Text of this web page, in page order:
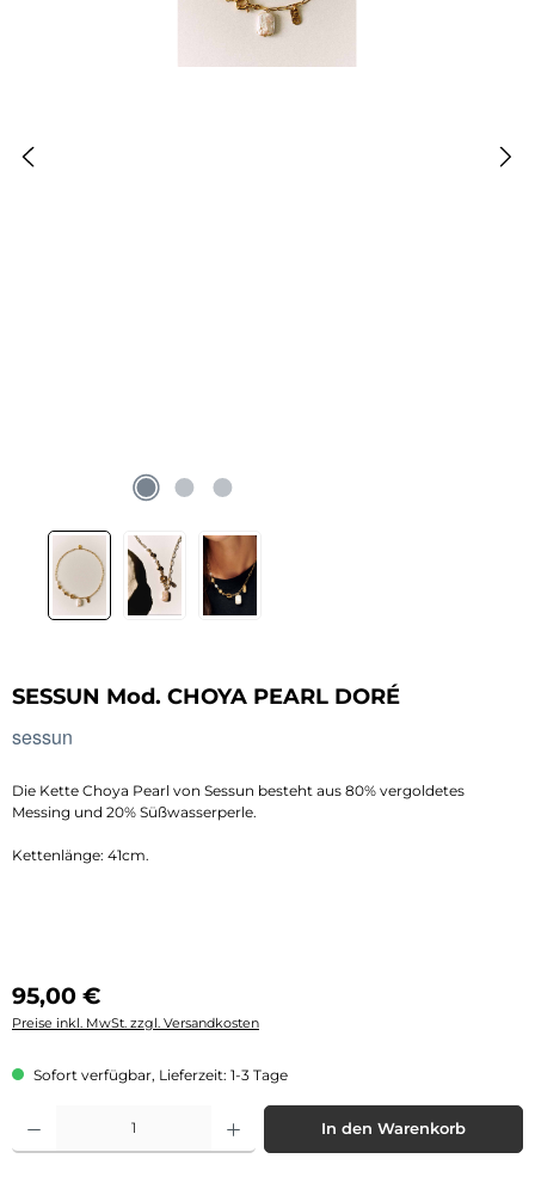
SESSUN Mod. CHOYA PEARL DORÉ
sessun
Die Kette Choya Pearl von Sessun besteht aus 80% vergoldetes
Messing und 20% Süßwasserperle.
Kettenlänge: 41cm.
Regulärer Preis:
95,00 €
Preise inkl. MwSt. zzgl. Versandkosten
Sofort verfügbar, Lieferzeit: 1-3 Tage
Produkt Anzahl: Gib den gewünschten Wert ein oder benutze die
In den Warenkorb